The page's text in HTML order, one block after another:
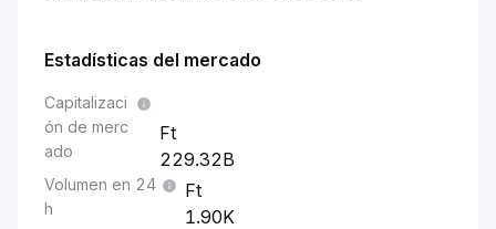
Estadísticas del mercado
Capitalizaci
ón de merc
ado
229.32B
Volumen en 24
h
1.90K